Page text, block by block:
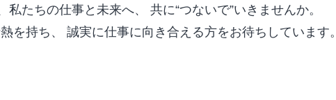
私たちの仕事と未来へ、
共に“つないで”いきませんか。
を持ち、
誠実に仕事に向き合える方をお待ちしています。